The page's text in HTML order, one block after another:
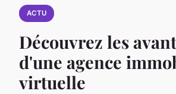
ACTU
Découvrez les
d'une agence
virtuelle